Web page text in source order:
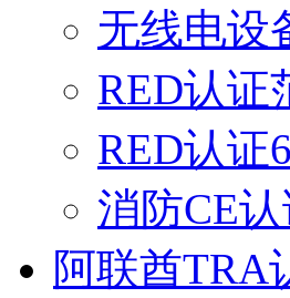
无线电设
RED认证
RED认证
消防CE
阿联酋TRA